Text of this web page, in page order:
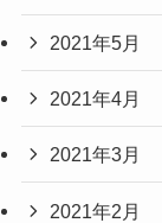
2021年5月
2021年4月
2021年3月
2021年2月